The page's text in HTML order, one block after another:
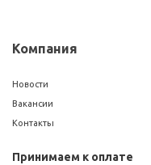
Компания
Новости
Вакансии
Контакты
Принимаем к оплате